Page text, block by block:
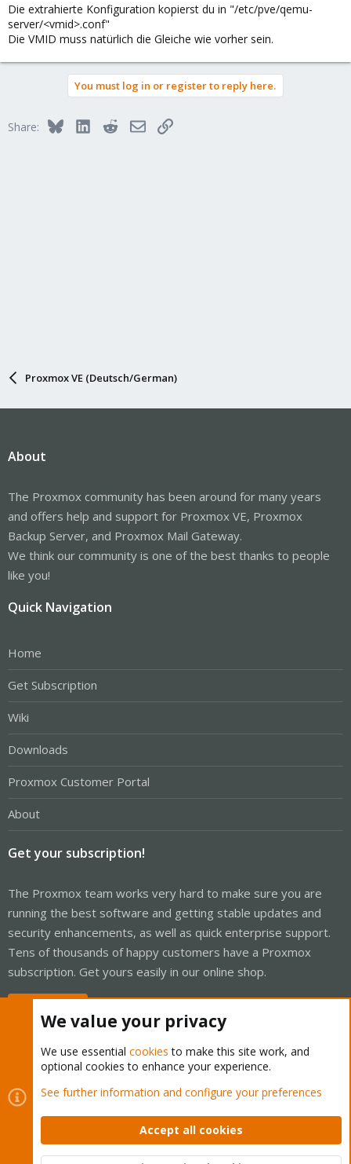
Die extrahierte Konfiguration kopierst du in "/etc/pve/qemu-
server/<vmid>.conf"
Die VMID muss natürlich die Gleiche wie vorher sein.
You must log in or register to reply here.
Share: BlueskyLinkedInRedditEmailLink
Proxmox VE (Deutsch/German)
About
The Proxmox community has been around for many years
and offers help and support for Proxmox VE, Proxmox
Backup Server, and Proxmox Mail Gateway.
We think our community is one of the best thanks to people
like you!
Quick Navigation
Home
Get Subscription
Wiki
Downloads
Proxmox Customer Portal
About
Get your subscription!
The Proxmox team works very hard to make sure you are
running the best software and getting stable updates and
security enhancements, as well as quick enterprise support.
Tens of thousands of happy customers have a Proxmox
subscription. Get yours easily in our online shop.
Cookies
Proxmox Support Forum - Light Mode
Contact us
Terms and rules Privacy policy Help Home
Community platform by XenForo © 2010-2026 XenForo Ltd.
We value your privacy
We use essential cookies to make this site work, and
optional cookies to enhance your experience.
See further information and configure your preferences
Accept all cookies